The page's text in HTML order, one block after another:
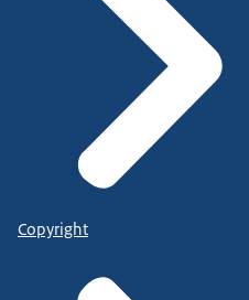
Copyright